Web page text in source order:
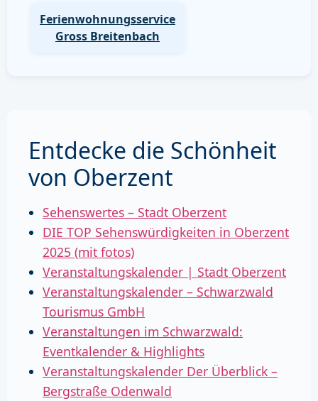
Ferienwohnungsservice
Gross Breitenbach
Entdecke die Schönheit
von Oberzent
Sehenswertes – Stadt Oberzent
DIE TOP Sehenswürdigkeiten in Oberzent
2025 (mit fotos)
Veranstaltungskalender | Stadt Oberzent
Veranstaltungskalender – Schwarzwald
Tourismus GmbH
Veranstaltungen im Schwarzwald:
Eventkalender & Highlights
Veranstaltungskalender Der Überblick –
Bergstraße Odenwald